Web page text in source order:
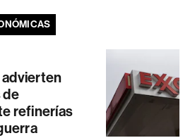
advierten
de
refinerías